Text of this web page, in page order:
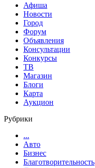
Афиша
Новости
Город
Форум
Объявления
Консультации
Конкурсы
ТВ
Магазин
Блоги
Карта
Аукцион
Рубрики
...
Авто
Бизнес
Благотворительность